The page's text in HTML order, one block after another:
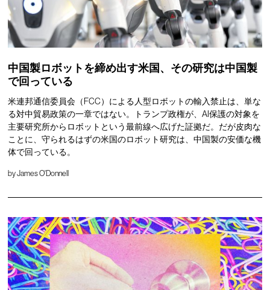
中国製ロボットを締め出す米国、その研究は中国製
で回っている
米連邦通信委員会（FCC）による人型ロボットの輸入禁止は、単な
る対中貿易政策の一章ではない。トランプ政権が、AI保護の対象を
主要研究所からロボットという最前線へ広げた証拠だ。だが皮肉な
ことに、守られるはずの米国のロボット研究は、中国製の安価な機
体で回っている。
byJames O'Donnell